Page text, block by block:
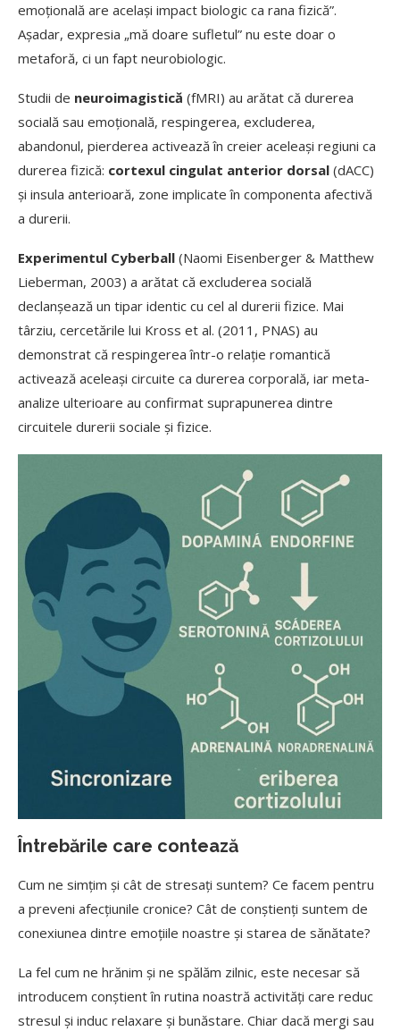
emoțională are același impact biologic ca rana fizică”.
Așadar, expresia „mă doare sufletul” nu este doar o
metaforă, ci un fapt neurobiologic.
Studii de neuroimagistică (fMRI) au arătat că durerea
socială sau emoțională, respingerea, excluderea,
abandonul, pierderea activează în creier aceleași regiuni ca
durerea fizică: cortexul cingulat anterior dorsal (dACC)
și insula anterioară, zone implicate în componenta afectivă
a durerii.
Experimentul Cyberball (Naomi Eisenberger & Matthew
Lieberman, 2003) a arătat că excluderea socială
declanșează un tipar identic cu cel al durerii fizice. Mai
târziu, cercetările lui Kross et al. (2011, PNAS) au
demonstrat că respingerea într-o relație romantică
activează aceleași circuite ca durerea corporală, iar meta-
analize ulterioare au confirmat suprapunerea dintre
circuitele durerii sociale și fizice.
Întrebările care contează
Cum ne simțim și cât de stresați suntem? Ce facem pentru
a preveni afecțiunile cronice? Cât de conștienți suntem de
conexiunea dintre emoțiile noastre și starea de sănătate?
La fel cum ne hrănim și ne spălăm zilnic, este necesar să
introducem conștient în rutina noastră activități care reduc
stresul și induc relaxare și bunăstare. Chiar dacă mergi sau